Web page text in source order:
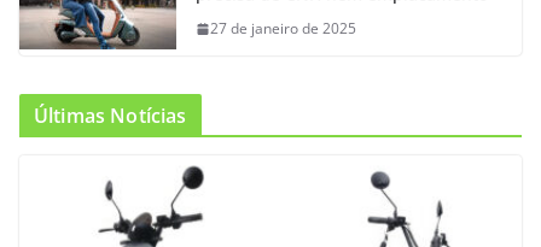
27 de janeiro de 2025
Últimas Notícias